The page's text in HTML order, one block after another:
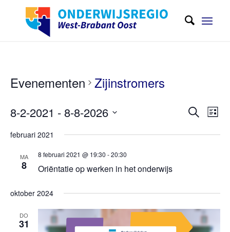
Evenementen Zijinstromers
Zoeken
Lijst
8-2-2021 - 8-8-2026
datum
februari 2021
MA
8
8 februari 2021 @ 19:30 -20:30
Oriëntatie op werken in het onderwijs
oktober 2024
DO
31